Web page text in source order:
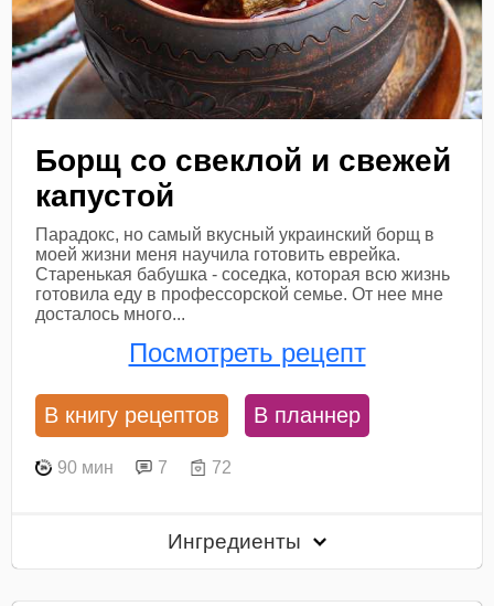
Борщ со свеклой и свежей
капустой
Парадокс, но самый вкусный украинский борщ в
моей жизни меня научила готовить еврейка.
Старенькая бабушка - соседка, которая всю жизнь
готовила еду в профессорской семье. От нее мне
досталось много...
Посмотреть рецепт
В книгу рецептов В планнер
90 мин 7 72
Ингредиенты